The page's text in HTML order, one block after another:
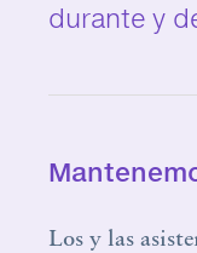
durante y
Los y las